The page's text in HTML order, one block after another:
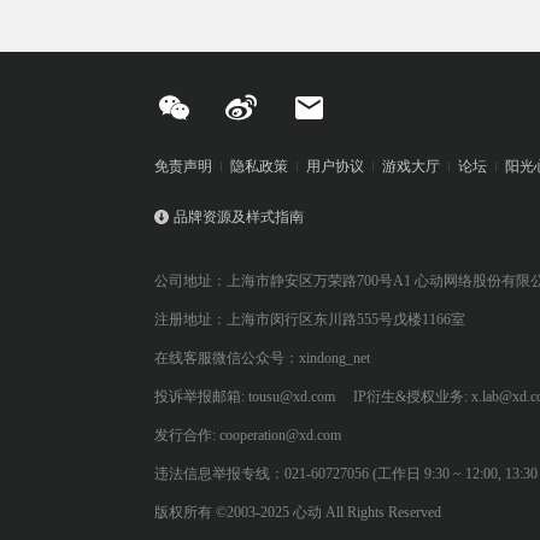
免责声明 隐私政策 用户协议 游戏大厅 论坛 阳光
品牌资源及样式指南
公司地址：上海市静安区万荣路700号A1 心动网络股份有限
注册地址：上海市闵行区东川路555号戊楼1166室
在线客服微信公众号：xindong_net
投诉举报邮箱: tousu@xd.com IP衍生&授权业务:
发行合作: cooperation@xd.com
违法信息举报专线：021-60727056 (工作日 9:30 ~ 12:00, 13:30
版权所有 ©2003-2025 心动 All Rights Reserved